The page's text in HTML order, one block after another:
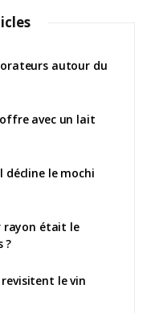
autour du
avec un lait
décline le mochi
rayon était le
?
le vin